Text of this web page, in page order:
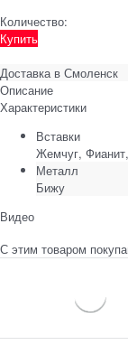
Количество:
Купить
Доставка в Смоленск
Описание
Характеристики
Вставки
Жемчуг,
Металл
Бижу
Видео
С этим товаром